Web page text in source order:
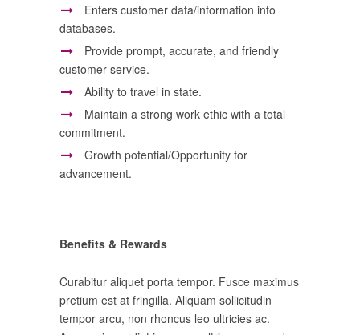
Enters customer data/information into
databases.
Provide prompt, accurate, and friendly
customer service.
Ability to travel in state.
Maintain a strong work ethic with a total
commitment.
Growth potential/Opportunity for
advancement.
Benefits & Rewards
Curabitur aliquet porta tempor. Fusce maximus
pretium est at fringilla. Aliquam sollicitudin
tempor arcu, non rhoncus leo ultricies ac.